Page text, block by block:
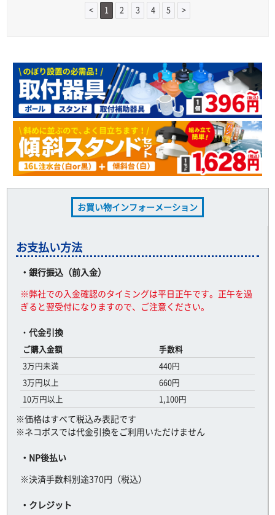
<
1 2 3 4 5 >
お買い物インフォーメーション
お支払い方法
・銀行振込（前入金）
※弊社での入金確認のタイミングは平日正午です。正午を過
ぎると翌受付になりますので、ご注意ください。
・ 代金引換
ご購入金額
手数料
3万円未満
440円
3万円以上
660円
10万円以上
1,100円
※価格はすべて税込み表記です
※ネコポスでは代金引換をご利用いただけません
・NP後払い
※決済手数料別途370円（税込）
・クレジット